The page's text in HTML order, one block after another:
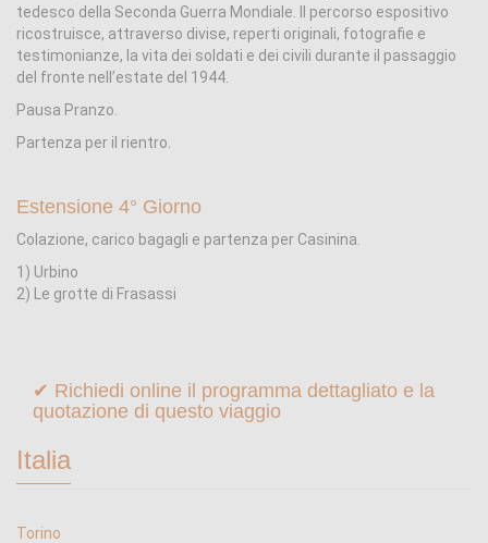
tedesco della Seconda Guerra Mondiale. Il percorso espositivo
ricostruisce, attraverso divise, reperti originali, fotografie e
testimonianze, la vita dei soldati e dei civili durante il passaggio
del fronte nell’estate del 1944.
Pausa Pranzo.
Partenza per il rientro.
Estensione 4° Giorno
Colazione, carico bagagli e partenza per Casinina.
1) Urbino
2) Le grotte di Frasassi
✔ Richiedi online il programma dettagliato e la
quotazione di questo viaggio
Italia
Torino